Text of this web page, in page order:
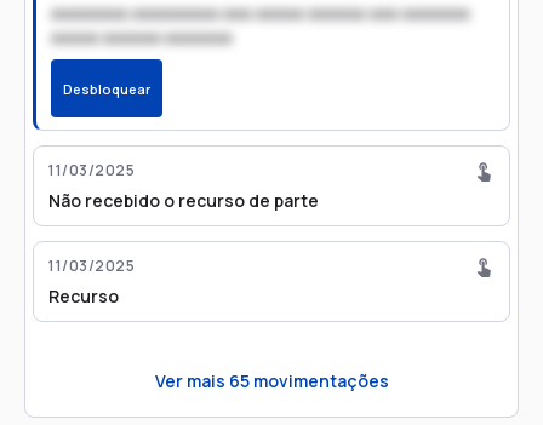
xxxxxxxx xxxxxxxxx xxx xxxxx xxxxxx xxx xxxxxxx
xxxxx xxxxxx xxxxxxx
Desbloquear
11/03/2025
Não recebido o recurso de parte
11/03/2025
Recurso
Ver mais 65movimentações